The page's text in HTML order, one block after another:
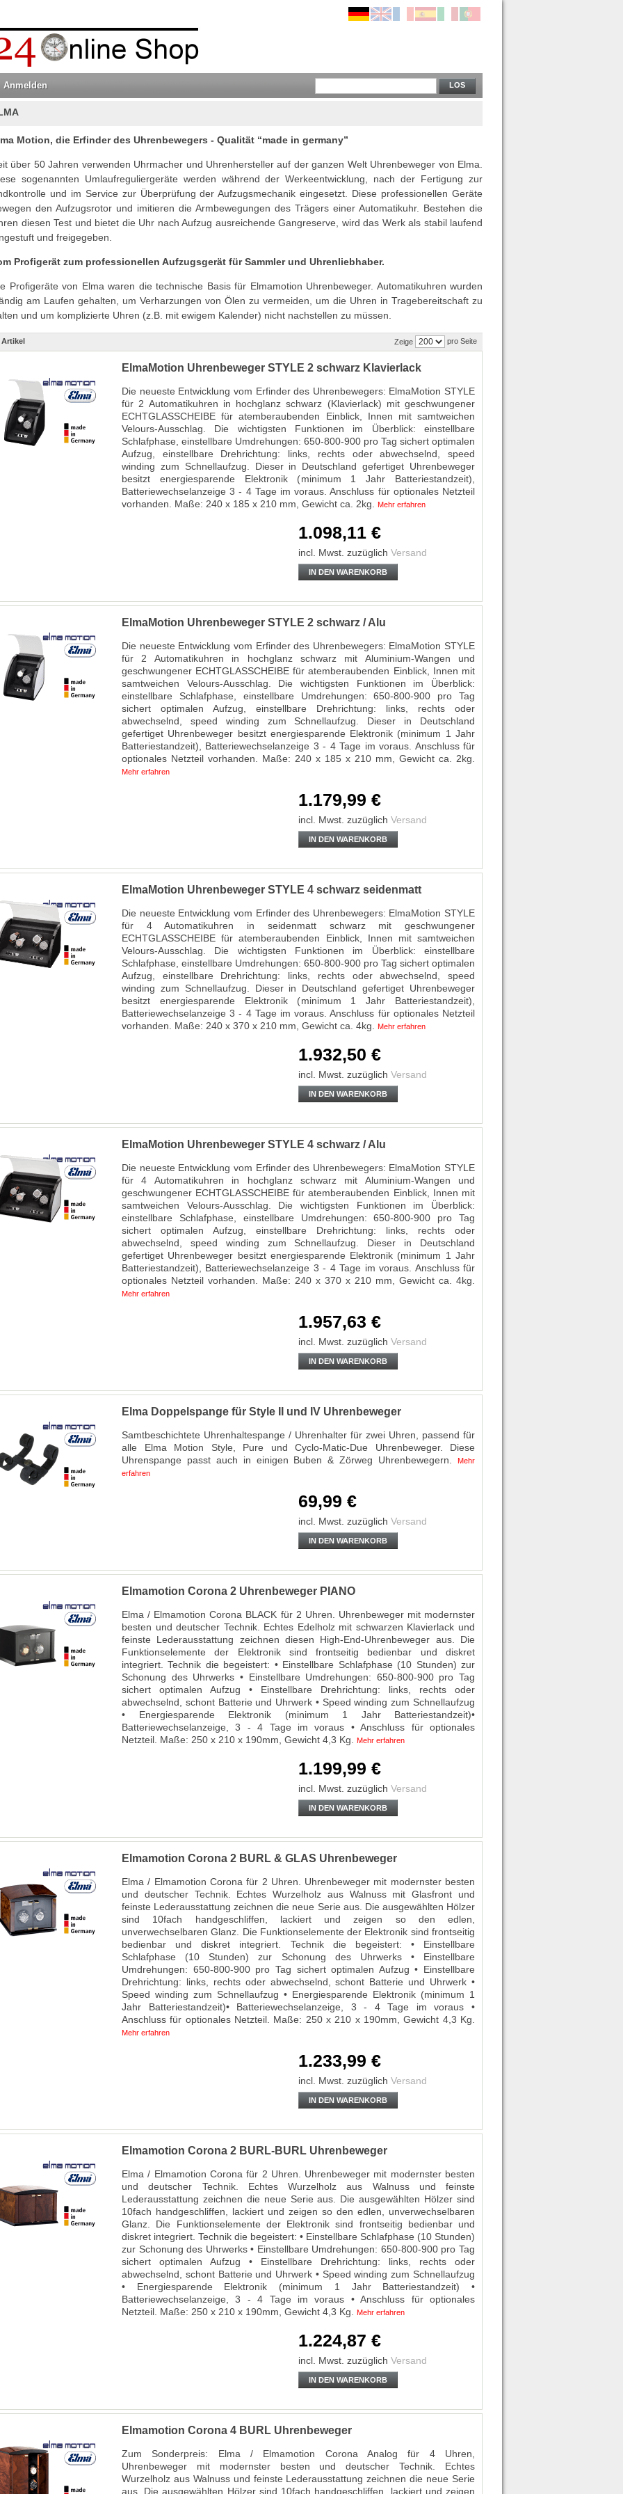
Anmelden LOS
Motion, die Erfinder des Uhrenbewegers - Qualität “made in germany”
über 50 Jahren verwenden Uhrmacher und Uhrenhersteller auf der ganzen Welt Uhrenbeweger von Elma.
sogenannten Umlaufreguliergeräte werden während der Werkeentwicklung, nach der Fertigung zur
und im Service zur Überprüfung der Aufzugsmechanik eingesetzt. Diese professionellen Geräte
den Aufzugsrotor und imitieren die Armbewegungen des Trägers einer Automatikuhr. Bestehen die
diesen Test und bietet die Uhr nach Aufzug ausreichende Gangreserve, wird das Werk als stabil laufend
und freigegeben.
Profigerät zum professionellen Aufzugsgerät für Sammler und Uhrenliebhaber.
Profigeräte von Elma waren die technische Basis für Elmamotion Uhrenbeweger. Automatikuhren wurden
am Laufen gehalten, um Verharzungen von Ölen zu vermeiden, um die Uhren in Tragebereitschaft zu
und um komplizierte Uhren (z.B. mit ewigem Kalender) nicht nachstellen zu müssen.
Artikel Zeige pro Seite
ElmaMotion Uhrenbeweger STYLE 2 schwarz Klavierlack
Die neueste Entwicklung vom Erfinder des Uhrenbewegers: ElmaMotion STYLE
für 2 Automatikuhren in hochglanz schwarz (Klavierlack) mit geschwungener
ECHTGLASSCHEIBE für atemberaubenden Einblick, Innen mit samtweichen
Velours-Ausschlag. Die wichtigsten Funktionen im Überblick: einstellbare
Schlafphase, einstellbare Umdrehungen: 650-800-900 pro Tag sichert optimalen
Aufzug, einstellbare Drehrichtung: links, rechts oder abwechselnd, speed
winding zum Schnellaufzug. Dieser in Deutschland gefertiget Uhrenbeweger
besitzt energiesparende Elektronik (minimum 1 Jahr Batteriestandzeit),
Batteriewechselanzeige 3 - 4 Tage im voraus. Anschluss für optionales Netzteil
vorhanden. Maße: 240 x 185 x 210 mm, Gewicht ca. 2kg.
Mehr erfahren
1.098,11 €
incl. Mwst. zuzüglich Versand
IN DEN WARENKORB
ElmaMotion Uhrenbeweger STYLE 2 schwarz / Alu
Die neueste Entwicklung vom Erfinder des Uhrenbewegers: ElmaMotion STYLE
für 2 Automatikuhren in hochglanz schwarz mit Aluminium-Wangen und
geschwungener ECHTGLASSCHEIBE für atemberaubenden Einblick, Innen mit
samtweichen Velours-Ausschlag. Die wichtigsten Funktionen im Überblick:
einstellbare Schlafphase, einstellbare Umdrehungen: 650-800-900 pro Tag
sichert optimalen Aufzug, einstellbare Drehrichtung: links, rechts oder
abwechselnd, speed winding zum Schnellaufzug. Dieser in Deutschland
gefertiget Uhrenbeweger besitzt energiesparende Elektronik (minimum 1 Jahr
Batteriestandzeit), Batteriewechselanzeige 3 - 4 Tage im voraus. Anschluss für
optionales Netzteil vorhanden. Maße: 240 x 185 x 210 mm, Gewicht ca. 2kg.
Mehr erfahren
1.179,99 €
incl. Mwst. zuzüglich Versand
IN DEN WARENKORB
ElmaMotion Uhrenbeweger STYLE 4 schwarz seidenmatt
Die neueste Entwicklung vom Erfinder des Uhrenbewegers: ElmaMotion STYLE
für 4 Automatikuhren in seidenmatt schwarz mit geschwungener
ECHTGLASSCHEIBE für atemberaubenden Einblick, Innen mit samtweichen
Velours-Ausschlag. Die wichtigsten Funktionen im Überblick: einstellbare
Schlafphase, einstellbare Umdrehungen: 650-800-900 pro Tag sichert optimalen
Aufzug, einstellbare Drehrichtung: links, rechts oder abwechselnd, speed
winding zum Schnellaufzug. Dieser in Deutschland gefertiget Uhrenbeweger
besitzt energiesparende Elektronik (minimum 1 Jahr Batteriestandzeit),
Batteriewechselanzeige 3 - 4 Tage im voraus. Anschluss für optionales Netzteil
vorhanden. Maße: 240 x 370 x 210 mm, Gewicht ca. 4kg.
Mehr erfahren
1.932,50 €
incl. Mwst. zuzüglich Versand
IN DEN WARENKORB
ElmaMotion Uhrenbeweger STYLE 4 schwarz / Alu
Die neueste Entwicklung vom Erfinder des Uhrenbewegers: ElmaMotion STYLE
für 4 Automatikuhren in hochglanz schwarz mit Aluminium-Wangen und
geschwungener ECHTGLASSCHEIBE für atemberaubenden Einblick, Innen mit
samtweichen Velours-Ausschlag. Die wichtigsten Funktionen im Überblick:
einstellbare Schlafphase, einstellbare Umdrehungen: 650-800-900 pro Tag
sichert optimalen Aufzug, einstellbare Drehrichtung: links, rechts oder
abwechselnd, speed winding zum Schnellaufzug. Dieser in Deutschland
gefertiget Uhrenbeweger besitzt energiesparende Elektronik (minimum 1 Jahr
Batteriestandzeit), Batteriewechselanzeige 3 - 4 Tage im voraus. Anschluss für
optionales Netzteil vorhanden. Maße: 240 x 370 x 210 mm, Gewicht ca. 4kg.
Mehr erfahren
1.957,63 €
incl. Mwst. zuzüglich Versand
IN DEN WARENKORB
Elma Doppelspange für Style II und IV Uhrenbeweger
Samtbeschichtete Uhrenhaltespange / Uhrenhalter für zwei Uhren, passend für
alle Elma Motion Style, Pure und Cyclo-Matic-Due Uhrenbeweger. Diese
Uhrenspange passt auch in einigen Buben & Zörweg Uhrenbewegern.
Mehr
erfahren
69,99 €
incl. Mwst. zuzüglich Versand
IN DEN WARENKORB
Elmamotion Corona 2 Uhrenbeweger PIANO
Elma / Elmamotion Corona BLACK für 2 Uhren. Uhrenbeweger mit modernster
besten und deutscher Technik. Echtes Edelholz mit schwarzen Klavierlack und
feinste Lederausstattung zeichnen diesen High-End-Uhrenbeweger aus. Die
Funktionselemente der Elektronik sind frontseitig bedienbar und diskret
integriert. Technik die begeistert: • Einstellbare Schlafphase (10 Stunden) zur
Schonung des Uhrwerks • Einstellbare Umdrehungen: 650-800-900 pro Tag
sichert optimalen Aufzug • Einstellbare Drehrichtung: links, rechts oder
abwechselnd, schont Batterie und Uhrwerk • Speed winding zum Schnellaufzug
• Energiesparende Elektronik (minimum 1 Jahr Batteriestandzeit)•
Batteriewechselanzeige, 3 - 4 Tage im voraus • Anschluss für optionales
Netzteil. Maße: 250 x 210 x 190mm, Gewicht 4,3 Kg.
Mehr erfahren
1.199,99 €
incl. Mwst. zuzüglich Versand
IN DEN WARENKORB
Elmamotion Corona 2 BURL & GLAS Uhrenbeweger
Elma / Elmamotion Corona für 2 Uhren. Uhrenbeweger mit modernster besten
und deutscher Technik. Echtes Wurzelholz aus Walnuss mit Glasfront und
feinste Lederausstattung zeichnen die neue Serie aus. Die ausgewählten Hölzer
sind 10fach handgeschliffen, lackiert und zeigen so den edlen,
unverwechselbaren Glanz. Die Funktionselemente der Elektronik sind frontseitig
bedienbar und diskret integriert. Technik die begeistert: • Einstellbare
Schlafphase (10 Stunden) zur Schonung des Uhrwerks • Einstellbare
Umdrehungen: 650-800-900 pro Tag sichert optimalen Aufzug • Einstellbare
Drehrichtung: links, rechts oder abwechselnd, schont Batterie und Uhrwerk •
Speed winding zum Schnellaufzug • Energiesparende Elektronik (minimum 1
Jahr Batteriestandzeit)• Batteriewechselanzeige, 3 - 4 Tage im voraus •
Anschluss für optionales Netzteil. Maße: 250 x 210 x 190mm, Gewicht 4,3 Kg.
Mehr erfahren
1.233,99 €
incl. Mwst. zuzüglich Versand
IN DEN WARENKORB
Elmamotion Corona 2 BURL-BURL Uhrenbeweger
Elma / Elmamotion Corona für 2 Uhren. Uhrenbeweger mit modernster besten
und deutscher Technik. Echtes Wurzelholz aus Walnuss und feinste
Lederausstattung zeichnen die neue Serie aus. Die ausgewählten Hölzer sind
10fach handgeschliffen, lackiert und zeigen so den edlen, unverwechselbaren
Glanz. Die Funktionselemente der Elektronik sind frontseitig bedienbar und
diskret integriert. Technik die begeistert: • Einstellbare Schlafphase (10 Stunden)
zur Schonung des Uhrwerks • Einstellbare Umdrehungen: 650-800-900 pro Tag
sichert optimalen Aufzug • Einstellbare Drehrichtung: links, rechts oder
abwechselnd, schont Batterie und Uhrwerk • Speed winding zum Schnellaufzug
• Energiesparende Elektronik (minimum 1 Jahr Batteriestandzeit) •
Batteriewechselanzeige, 3 - 4 Tage im voraus • Anschluss für optionales
Netzteil. Maße: 250 x 210 x 190mm, Gewicht 4,3 Kg.
Mehr erfahren
1.224,87 €
incl. Mwst. zuzüglich Versand
IN DEN WARENKORB
Elmamotion Corona 4 BURL Uhrenbeweger
Zum Sonderpreis: Elma / Elmamotion Corona Analog für 4 Uhren,
Uhrenbeweger mit modernster besten und deutscher Technik. Echtes
Wurzelholz aus Walnuss und feinste Lederausstattung zeichnen die neue Serie
aus. Die ausgewählten Hölzer sind 10fach handgeschliffen, lackiert und zeigen